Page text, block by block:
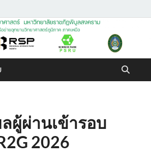
ทยาศาสตร์
าลัยราชภัฏพิบูล
ผู้ผ่านเข้ารอบ
2026